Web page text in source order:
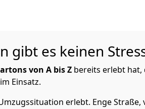
gibt es keinen
von A bis Z bereits erlebt
Einsatz.
erlebt. Enge